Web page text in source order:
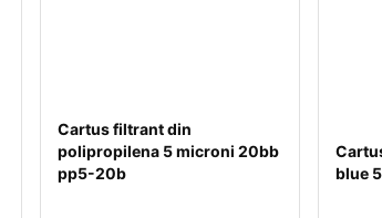
Cartus filtrant din
polipropilena 5 microni 20bb
pp5-20b
blue